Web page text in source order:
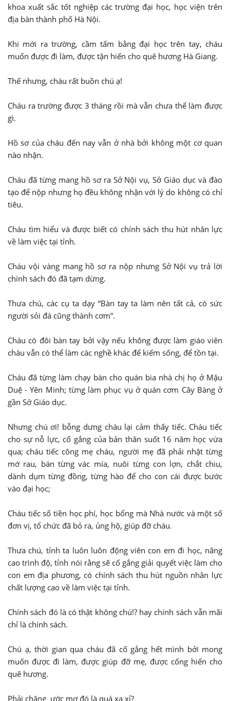
khoa xuất sắc tốt nghiệp các trường đại học, học viện trên
địa bàn thành phố Hà Nội.
Khi mới ra trường, cầm tấm bằng đại học trên tay, cháu
muốn được đi làm, được tận hiến cho quê hương Hà Giang.
Thế nhưng, cháu rất buồn chú ạ!
Cháu ra trường được 3 tháng rồi mà vẫn chưa thể làm được
gì.
Hồ sơ của cháu đến nay vẫn ở nhà bởi không một cơ quan
nào nhận.
Cháu đã từng mang hồ sơ ra Sở Nội vụ, Sở Giáo dục và đào
tạo để nộp nhưng họ đều không nhận với lý do không có chỉ
tiêu.
Cháu tìm hiểu và được biết có chính sách thu hút nhân lực
về làm việc tại tỉnh.
Cháu vội vàng mang hồ sơ ra nộp nhưng Sở Nội vụ trả lời
chính sách đó đã tạm dừng.
Thưa chú, các cụ ta dạy “Bàn tay ta làm nên tất cả, có sức
người sỏi đá cũng thành cơm”.
Cháu có đôi bàn tay bởi vậy nếu không được làm giáo viên
cháu vẫn có thể làm các nghề khác để kiếm sống, để tồn tại.
Cháu đã từng làm chạy bàn cho quán bia nhà chị họ ở Mậu
Duệ - Yên Minh; từng làm phục vụ ở quán cơm Cây Bàng ở
gần Sở Giáo dục.
Nhưng chú ơi! bỗng dưng cháu lại cảm thấy tiếc. Cháu tiếc
cho sự nỗ lực, cố gắng của bản thân suốt 16 năm học vừa
qua; cháu tiếc công mẹ cháu, người mẹ đã phải nhặt từng
mớ rau, bán từng vác mía, nuôi từng con lợn, chắt chiu,
dành dụm từng đồng, từng hào để cho con cái được bước
vào đại học;
Cháu tiếc số tiền học phí, học bổng mà Nhà nước và một số
đơn vị, tổ chức đã bỏ ra, ủng hộ, giúp đỡ cháu.
Thưa chú, tỉnh ta luôn luôn động viên con em đi học, nâng
cao trình độ, tỉnh nói rằng sẽ cố gắng giải quyết việc làm cho
con em địa phương, có chính sách thu hút nguồn nhân lực
chất lượng cao về làm việc tại tỉnh.
Chính sách đó là có thật không chú!? hay chính sách vẫn mãi
chỉ là chính sách.
Chú ạ, thời gian qua cháu đã cố gắng hết mình bởi mong
muốn được đi làm, được giúp đỡ mẹ, được cống hiến cho
quê hương.
Phải chăng ước mơ đó là quá xa xỉ?